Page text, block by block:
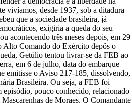
vivíamos, desde 1937, soba ditadura
que a sociedade brasileira, já
exigiria a queda doseu
acontecendo três meses depois, em 29
Alto Comando do Exército depôs o
Getúlio tentoulivrar-se da FEBao
em 6 de julho, data do embarque
emitisse o Aviso 217-185, dissolvendo,
Brasileira. Ou seja, a FEB foi
pouco conhecido, relacionado
Mascarenhas de Moraes.O Comandante